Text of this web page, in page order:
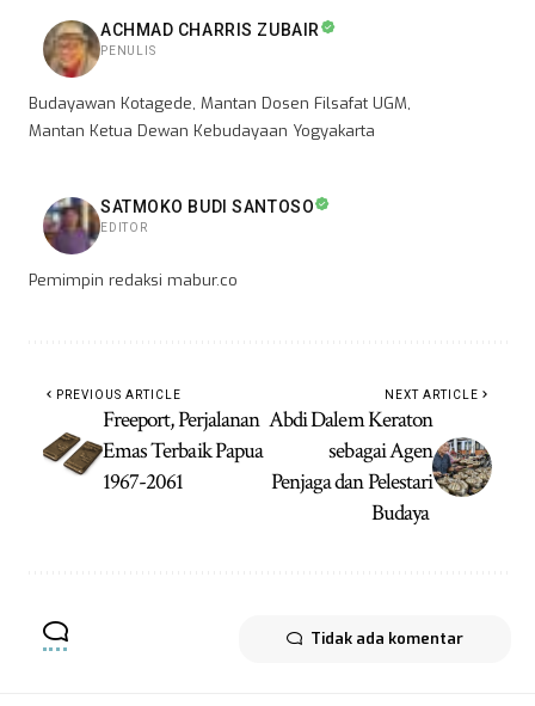
ACHMAD CHARRIS ZUBAIR
PENULIS
Budayawan Kotagede, Mantan Dosen Filsafat UGM,
Mantan Ketua Dewan Kebudayaan Yogyakarta
SATMOKO BUDI SANTOSO
EDITOR
Pemimpin redaksi mabur.co
PREVIOUS ARTICLE
Freeport, Perjalanan
Emas Terbaik Papua
1967-2061
NEXT ARTICLE
Abdi Dalem Keraton
sebagai Agen
Penjaga dan Pelestari
Budaya
Tidak ada komentar